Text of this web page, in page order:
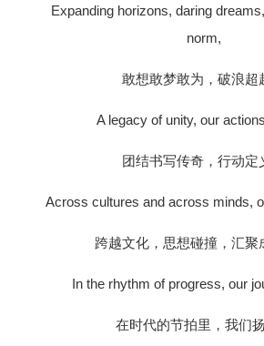
Expanding horizons, daring
norm,
敢想敢梦敢为，破浪超
A legacy of unity, our
团结书写传奇，行动定
Across cultures and across minds,
跨越文化，思想碰撞，汇聚
In the rhythm of progress, our
在时代的节拍里，我们